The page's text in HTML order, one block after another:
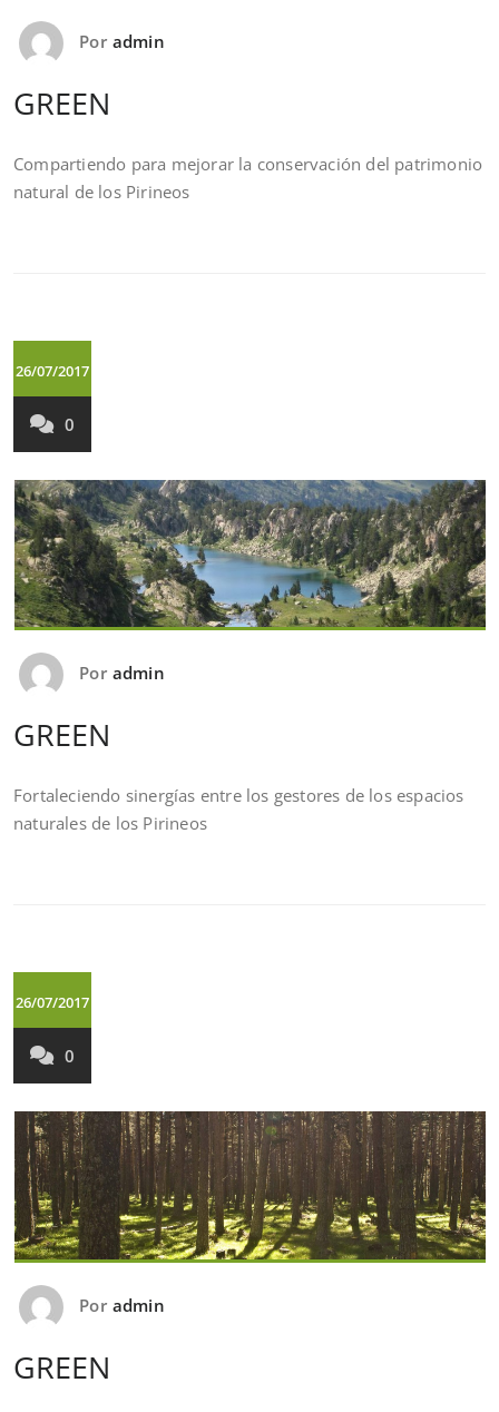
Por admin
GREEN
Compartiendo para mejorar la conservación del patrimonio
natural de los Pirineos
26/07/2017
0
Por admin
GREEN
Fortaleciendo sinergías entre los gestores de los espacios
naturales de los Pirineos
26/07/2017
0
Por admin
GREEN